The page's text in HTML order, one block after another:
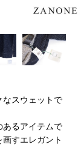
なスウェットで
あるアイテムで
すエレガント